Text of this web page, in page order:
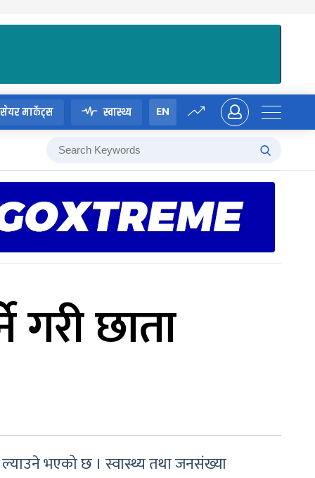
सेयर मार्केट्स स्वास्थ्य EN
गरी छाता
ल्याउने भएको छ । स्वास्थ्य तथा जनसंख्या